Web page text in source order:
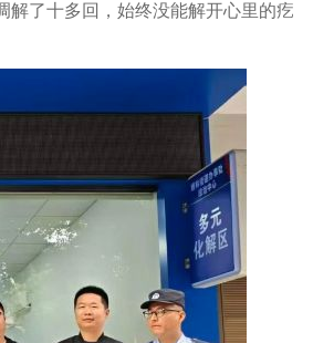
解了十多回，始终没能解开心里的疙